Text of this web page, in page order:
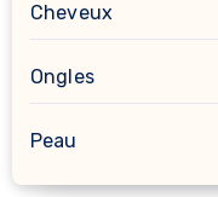
Cheveux
Ongles
Peau